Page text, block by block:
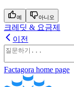
예 아니오
크레딧 & 요금제
이전
Factagora home page